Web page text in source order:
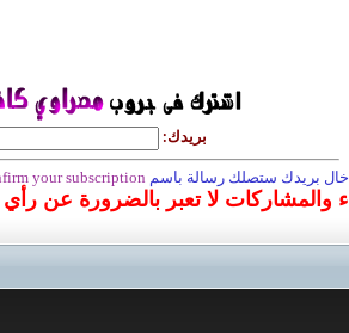
بريدك:
بريدك ستصلك رسالة باسم your subscription
والمشاركات لا تعبر بالضرورة عن